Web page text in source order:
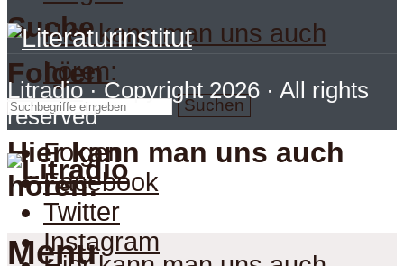
Suche
Suchen
Hier kann man uns auch
hören:
Hier kann man uns auch
hören:
Folgen
Folgen
Facebook
Twitter
Instagram
Litradio· Copyright 2026 · All rights
reserved
Menu